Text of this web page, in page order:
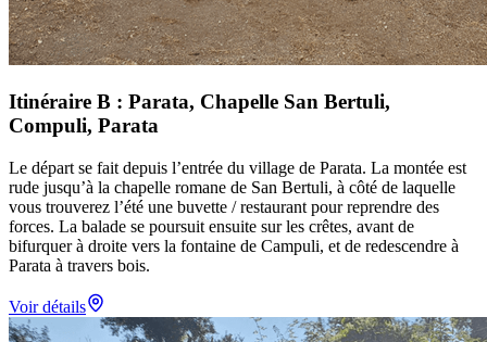
Itinéraire B : Parata, Chapelle San Bertuli,
Compuli, Parata
Le départ se fait depuis l’entrée du village de Parata. La montée est
rude jusqu’à la chapelle romane de San Bertuli, à côté de laquelle
vous trouverez l’été une buvette / restaurant pour reprendre des
forces. La balade se poursuit ensuite sur les crêtes, avant de
bifurquer à droite vers la fontaine de Campuli, et de redescendre à
Parata à travers bois.
Voir détails